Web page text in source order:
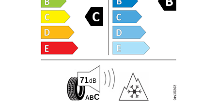
ABC
71dB